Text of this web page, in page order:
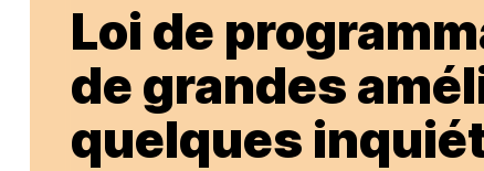
Loi de
de grandes
quelques